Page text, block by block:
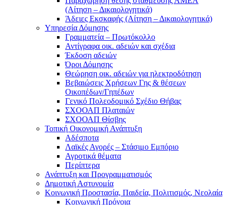
(Αίτηση – Δικαιολογητικά)
Άδειες Εκσκαφής (Αίτηση – Δικαιολογητικά)
Υπηρεσία Δόμησης
Γραμματεία – Πρωτόκολλο
Αντίγραφα οικ. αδειών και σχέδια
Έκδοση αδειών
Όροι Δόμησης
Θεώρηση οικ. αδειών για ηλεκτροδότηση
Βεβαιώσεις Χρήσεων Γης & θέσεων
Οικοπέδων/Γηπέδων
Γενικό Πολεοδομικό Σχέδιο Θήβας
ΣΧΟΟΑΠ Πλαταιών
ΣΧΟΟΑΠ Θίσβης
Τοπική Οικονομική Ανάπτυξη
Αδέσποτα
Λαϊκές Αγορές – Στάσιμο Εμπόριο
Αγροτικά θέματα
Περίπτερα
Ανάπτυξη και Προγραμματισμός
Δημοτική Αστυνομία
Κοινωνική Προστασία, Παιδεία, Πολιτισμός, Νεολαία
Κοινωνική Πρόνοια